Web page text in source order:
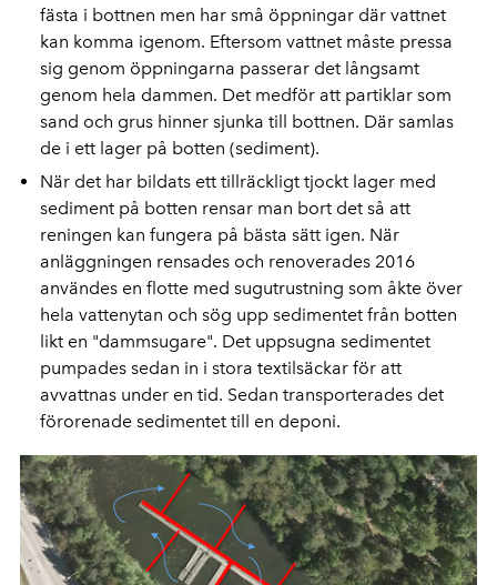
fästa i bottnen men har små öppningar där vattnet
kan komma igenom. Eftersom vattnet måste pressa
sig genom öppningarna passerar det långsamt
genom hela dammen. Det medför att partiklar som
sand och grus hinner sjunka till bottnen. Där samlas
de i ett lager på botten (sediment).
När det har bildats ett tillräckligt tjockt lager med
sediment på botten rensar man bort det så att
reningen kan fungera på bästa sätt igen. När
anläggningen rensades och renoverades 2016
användes en flotte med sugutrustning som åkte över
hela vattenytan och sög upp sedimentet från botten
likt en "dammsugare". Det uppsugna sedimentet
pumpades sedan in i stora textilsäckar för att
avvattnas under en tid. Sedan transporterades det
förorenade sedimentet till en deponi.